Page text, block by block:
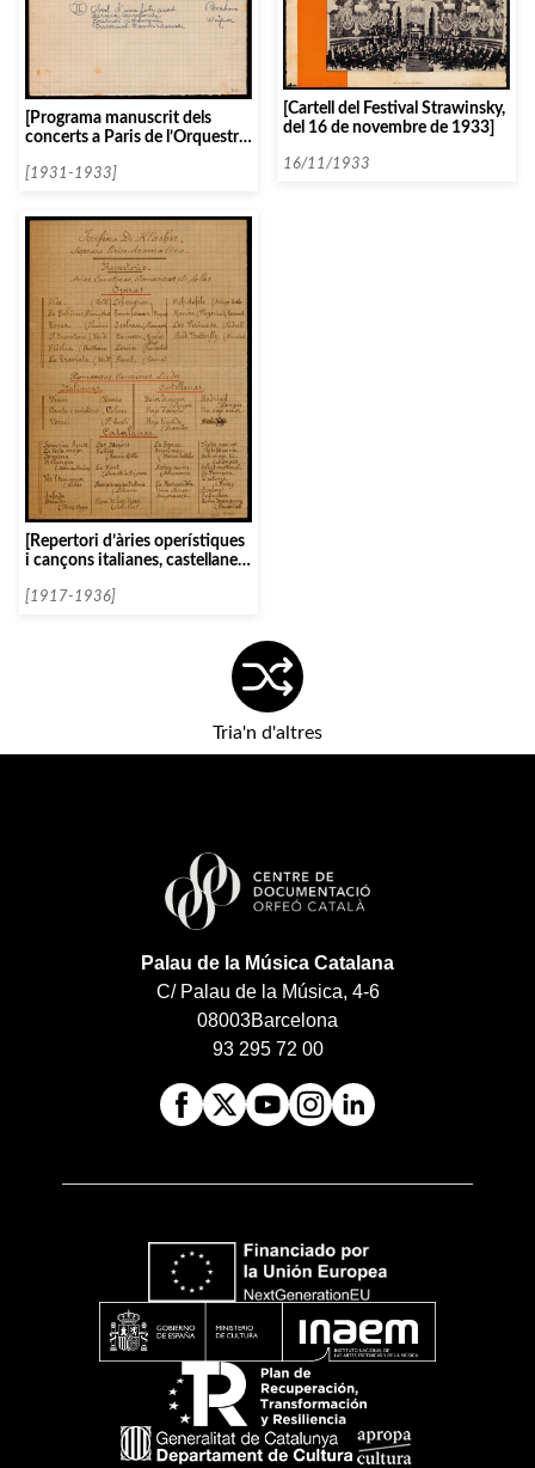
[Programa manuscrit dels
concerts a Paris de l’Orquestra
[1931-1933]
[Cartell del Festival Strawinsky,
del 16 de novembre de 1933]
16/11/1933
[Repertori d’àries operístiques
i cançons italianes, castellanes
Klaskar]
[1917-1936]
Tria'n d'altres
Palau de la Música Catalana
C/ Palau de la Música, 4-6
08003Barcelona
93 295 72 00